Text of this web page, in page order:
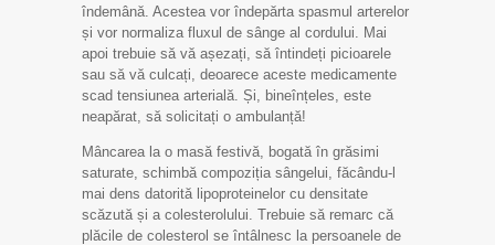
îndemână. Acestea vor îndepărta spasmul arterelor
și vor normaliza fluxul de sânge al cordului. Mai
apoi trebuie să vă așezați, să întindeți picioarele
sau să vă culcați, deoarece aceste medicamente
scad tensiunea arterială. Și, bineînțeles, este
neapărat, să solicitați o ambulanță!
Mâncarea la o masă festivă, bogată în grăsimi
saturate, schimbă compoziția sângelui, făcându-l
mai dens datorită lipoproteinelor cu densitate
scăzută și a colesterolului. Trebuie să remarc că
plăcile de colesterol se întâlnesc la persoanele de